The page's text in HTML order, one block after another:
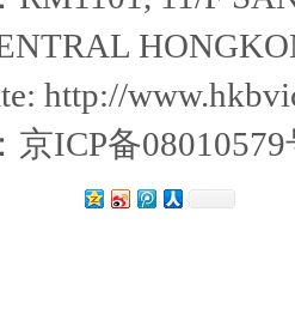
http://
京ICP备08010579